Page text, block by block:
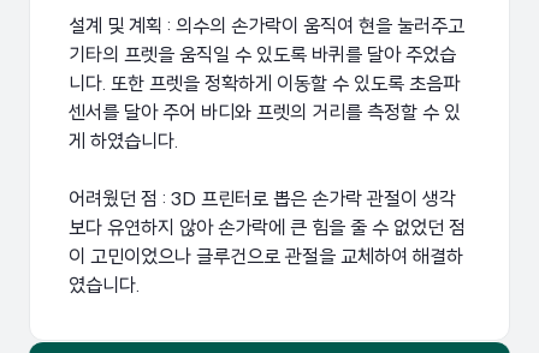
설계 및 계획 : 의수의 손가락이 움직여 현을 눌러주고
기타의 프렛을 움직일 수 있도록 바퀴를 달아 주었습
니다. 또한 프렛을 정확하게 이동할 수 있도록 초음파
센서를 달아 주어 바디와 프렛의 거리를 측정할 수 있
게 하였습니다.
어려웠던 점 : 3D 프린터로 뽑은 손가락 관절이 생각
보다 유연하지 않아 손가락에 큰 힘을 줄 수 없었던 점
이 고민이었으나 글루건으로 관절을 교체하여 해결하